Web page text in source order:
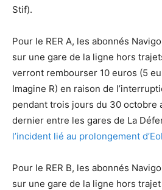
Stif).
Pour le RER A, les abonnés
sur une gare de la ligne hors
verront rembourser 10 euros (5
Imagine R) en raison de
pendant trois jours du 30 octobre
dernier entre les gares de La
l’incident lié au prolongement
Pour le RER B, les abonnés
sur une gare de la ligne hors